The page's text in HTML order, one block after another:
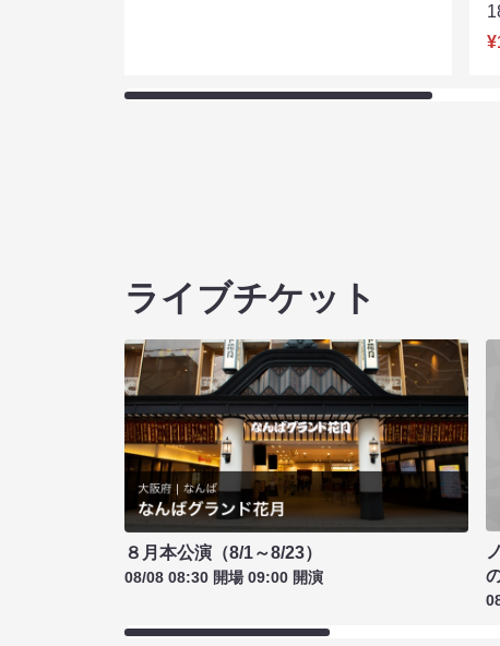
ライブチケット
８月本公演（8/1～8/23）
08/08 08:30 開場 09:00 開演